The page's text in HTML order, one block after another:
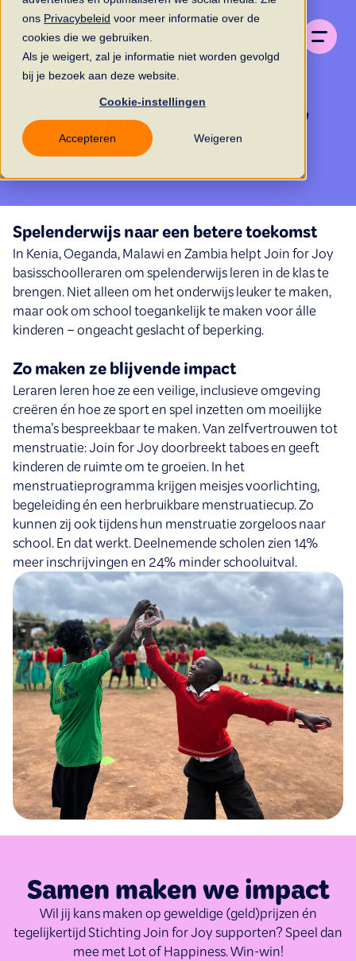
ons Privacybeleid voor meer informatie over de
cookies die we gebruiken.
Als je weigert, zal je informatie niet worden gevolgd
bij je bezoek aan deze website.
Cookie-instellingen
Accepteren Weigeren
Stichting Join for Joy
Maakt onderwijs leuker én toegankelijker voor álle
Spelenderwijs naar een betere toekomst
In Kenia, Oeganda, Malawi en Zambia helpt Join for Joy
basisschoolleraren om spelenderwijs leren in de klas te
brengen. Niet alleen om het onderwijs leuker te maken,
maar ook om school toegankelijk te maken voor álle
kinderen – ongeacht geslacht of beperking.
Zo maken ze blijvende impact
Leraren leren hoe ze een veilige, inclusieve omgeving
creëren én hoe ze sport en spel inzetten om moeilijke
thema’s bespreekbaar te maken. Van zelfvertrouwen tot
menstruatie: Join for Joy doorbreekt taboes en geeft
kinderen de ruimte om te groeien. In het
menstruatieprogramma krijgen meisjes voorlichting,
begeleiding én een herbruikbare menstruatiecup. Zo
kunnen zij ook tijdens hun menstruatie zorgeloos naar
school. En dat werkt. Deelnemende scholen zien 14%
meer inschrijvingen en 24% minder schooluitval.
Samen maken we impact
Wil jij kans maken op geweldige (geld)prijzen én
tegelijkertijd Stichting Join for Joy supporten? Speel dan
mee met Lot of Happiness. Win-win!